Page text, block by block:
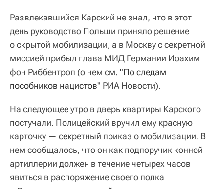
Развлекавшийся Карский не знал, что в этот
день руководство Польши приняло решение
о скрытой мобилизации, а в Москву с секретной
миссией прибыл глава МИД Германии Иоахим
фон Риббентроп (о нем см. "По следам
пособников нацистов" РИА Новости).
На следующее утро в дверь квартиры Карского
постучали. Полицейский вручил ему красную
карточку — секретный приказ о мобилизации. В
нем сообщалось, что он как подпоручик конной
артиллерии должен в течение четырех часов
явиться в распоряжение своего полка